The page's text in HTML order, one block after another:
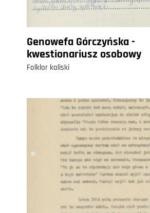
Genowefa Górczyńska -
kwestionariusz osobowy
Folklor kaliski